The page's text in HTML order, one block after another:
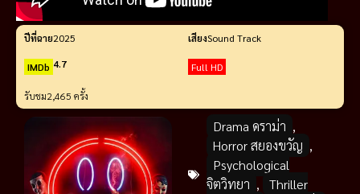
ปีที่ฉาย2025 เสียงSound Track
IMDb 4.7 Full HD
รับชม2,465 ครั้ง
Drama ดราม่า ,
Horror สยองขวัญ ,
Psychological
จิตวิทยา ,
Thriller